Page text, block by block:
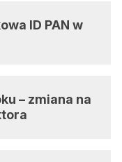
ID PAN w
– zmiana na